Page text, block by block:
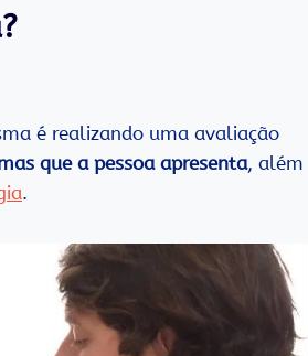
é realizando uma avaliação
que a pessoa apresenta, além
.